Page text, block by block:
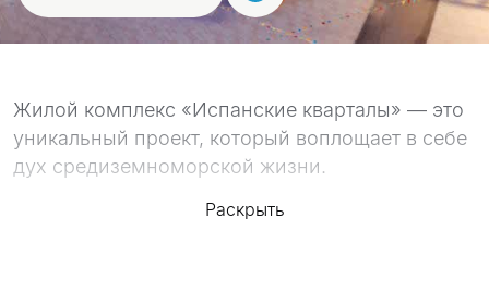
Жилой комплекс «Испанские кварталы» — это
уникальный проект, который воплощает в себе
дух средиземноморской жизни.
Раскрыть